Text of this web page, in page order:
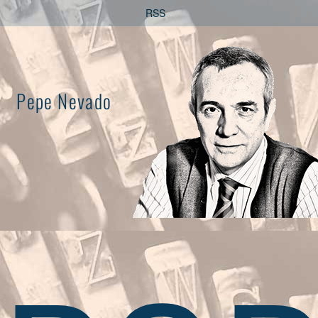
Saltar
al
contenido
RSS
Pepe Nevado